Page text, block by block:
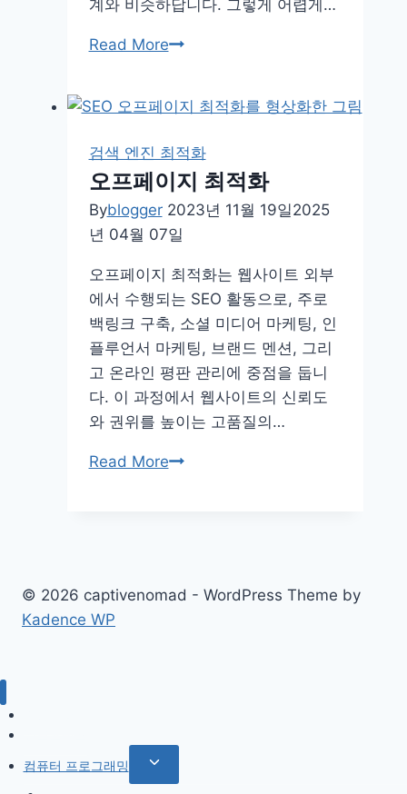
T
문
권
위
성,
신
성)
계와 비슷하답니다. 그렇게 어렵게…
Read More링
딩:
연
스
러
운
링
크
획
득
전
략
검색 엔진 최적화
오프페이지 최적화
Byblogger 2023년 11월 19일2025
년 04월 07일
오프페이지 최적화는 웹사이트 외부
에서 수행되는 SEO 활동으로, 주로
백링크 구축, 소셜 미디어 마케팅, 인
플루언서 마케팅, 브랜드 멘션, 그리
고 온라인 평판 관리에 중점을 둡니
다. 이 과정에서 웹사이트의 신뢰도
와 권위를 높이는 고품질의…
Read More오
적
© 2026 captivenomad - WordPress Theme by
Kadence WP
컴퓨터 프로그래밍
Toggle
child